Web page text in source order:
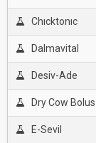
Chıcktonıc
Dalmavital
Desiv-Ade
Dry Cow Bolus
E-Sevil